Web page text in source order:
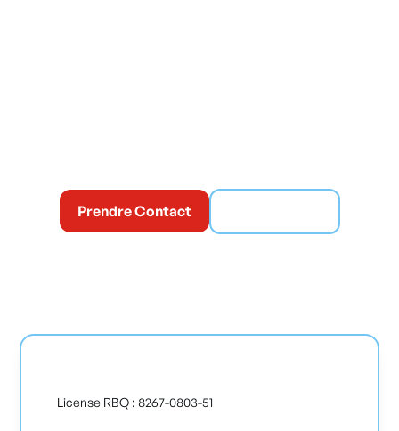
Prendre Contact
License RBQ : 8267-0803-51